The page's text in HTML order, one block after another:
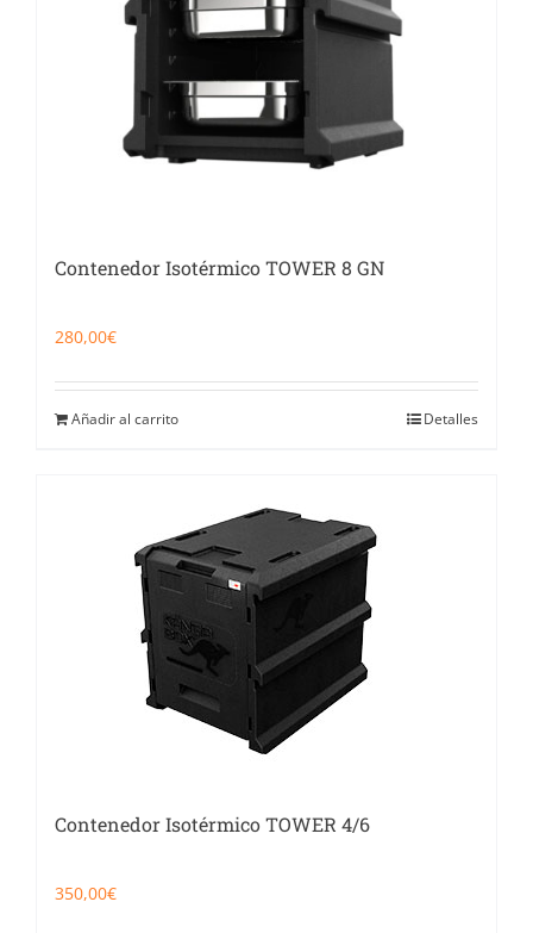
Contenedor Isotérmico TOWER 8 GN
280,00€
Añadir al carrito Detalles
Contenedor Isotérmico TOWER 4/6
350,00€